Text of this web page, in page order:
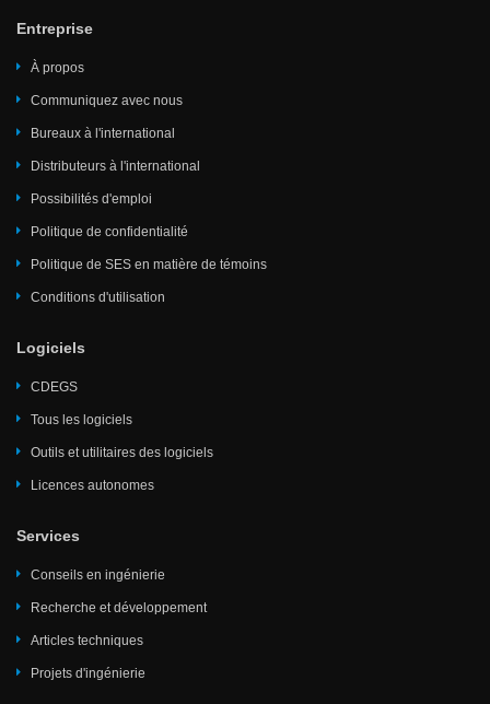
Entreprise
À propos
Communiquez avec nous
Bureaux à l'international
Distributeurs à l'international
Possibilités d'emploi
Politique de confidentialité
Politique de SES en matière de témoins
Conditions d'utilisation
Logiciels
CDEGS
Tous les logiciels
Outils et utilitaires des logiciels
Licences autonomes
Services
Conseils en ingénierie
Recherche et développement
Articles techniques
Projets d'ingénierie